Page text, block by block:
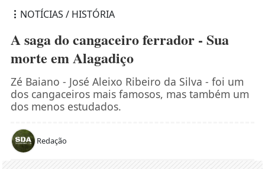
NOTÍCIAS / HISTÓRIA
A saga do cangaceiro ferrador - Sua
morte em Alagadiço
Zé Baiano - José Aleixo Ribeiro da Silva - foi um
dos cangaceiros mais famosos, mas também um
dos menos estudados.
Redação